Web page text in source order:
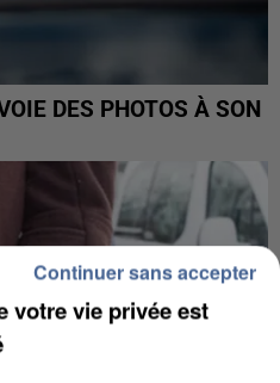
DES PHOTOS À SON
votre vie privée est
Continuer sans accepter